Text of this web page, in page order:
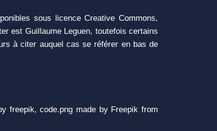
sous licence Creative Commons,
est Guillaume Leguen, toutefois certains
à citer auquel cas se référer en bas de
freepik, code.png made by Freepik from